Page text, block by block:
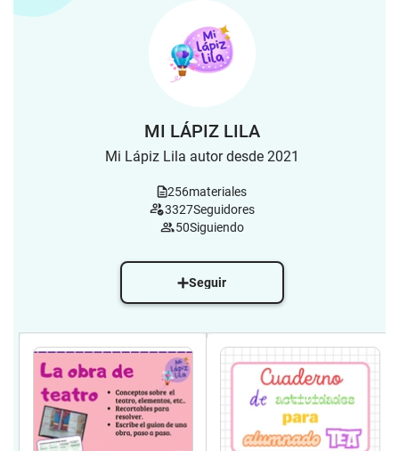
MI LÁPIZ LILA
Mi Lápiz Lila autor desde 2021
256materiales
3327Seguidores
50Siguiendo
Seguir